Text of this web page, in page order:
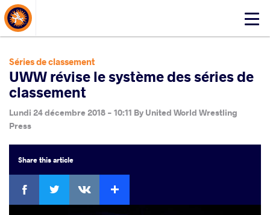
Click
mobile
menu
About Events
Séries de classement
UWW révise le système des séries de
classement
Lundi 24 décembre 2018 - 10:11 By United World Wrestling
Press
Sharethis article
Facebook